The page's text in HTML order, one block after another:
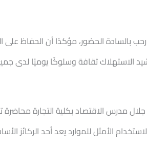
بالسادة الحضور، مؤكدًا أن الحفاظ على
الاستهلاك ثقافة وسلوكًا يوميًا لدى
الاقتصاد بكلية التجارة محاضرة
الأمثل للموارد يعد أحد الركائز